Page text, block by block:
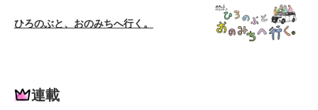
ひろのぶと、おのみちへ行く。
連載